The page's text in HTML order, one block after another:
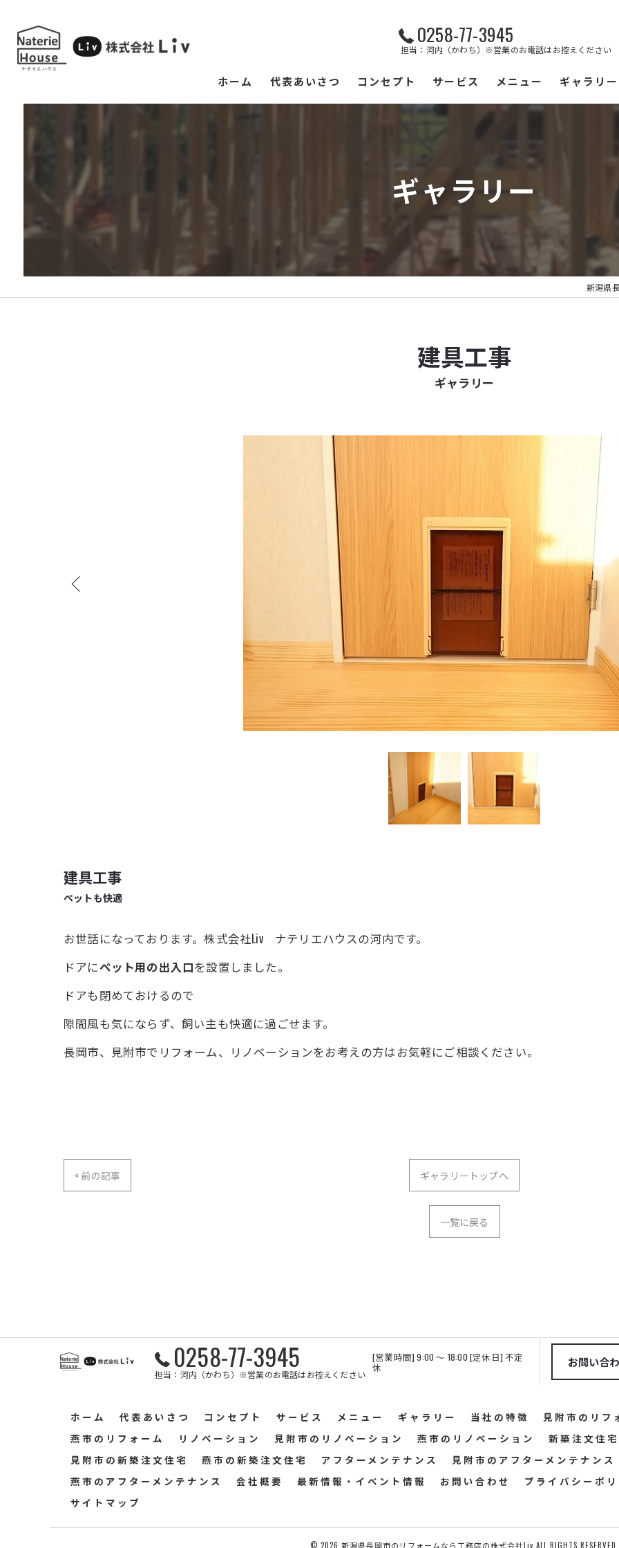
0258-77-3945
担当：河内（かわち）※営業のお電話はお控えください
ホーム 代表あいさつ コンセプト サービス メニュー ギャラリー
ギャラリー
新潟県
ギャラリー
建具工事
建具工事
ペットも快適
お世話になっております。株式会社Liv ナテリエハウスの河内です。
ドアにペット用の出入口を設置しました。
ドアも閉めておけるので
隙間風も気にならず、飼い主も快適に過ごせます。
長岡市、見附市でリフォーム、リノベーションをお考えの方はお気軽にご相談ください。
< 前の記事 ギャラリートップへ
一覧に戻る
0258-77-3945
担当：河内（かわち）※営業のお電話はお控えください
[営業時間] 9:00 ～ 18:00 [定休日] 不定
休 お問い合
ホーム 代表あいさつ コンセプト サービス メニュー ギャラリー 当社の特徴
見附市のリフ
燕市のリフォーム
リノベーション 見附市のリノベーション 燕市のリノベーション
新築注文住宅
見附市の新築注文住宅
燕市の新築注文住宅 アフターメンテナンス
見附市のアフターメンテナンス
燕市のアフターメンテナンス
会社概要 最新情報・イベント情報 お問い合わせ
プライバシーポリ
サイトマップ
© 2026 新潟県長岡市のリフォームなら工務店の株式会社Liv ALL RIGHTS RESERVED.